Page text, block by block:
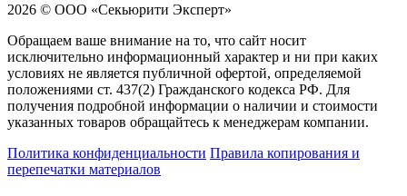
2026 © ООО «Секьюрити Эксперт»
Обращаем ваше внимание на то, что сайт носит
исключительно информационный характер и ни при каких
условиях не является публичной офертой, определяемой
положениями ст. 437(2) Гражданского кодекса РФ. Для
получения подробной информации о наличии и стоимости
указанных товаров обращайтесь к менеджерам компании.
Политика конфиденциальности Правила копирования и
перепечатки материалов